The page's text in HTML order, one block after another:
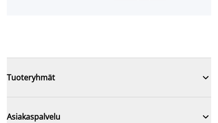
Tuoteryhmät 
Asiakaspalvelu 